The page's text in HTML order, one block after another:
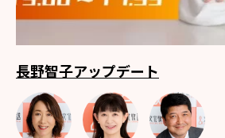
長野智子アップデート